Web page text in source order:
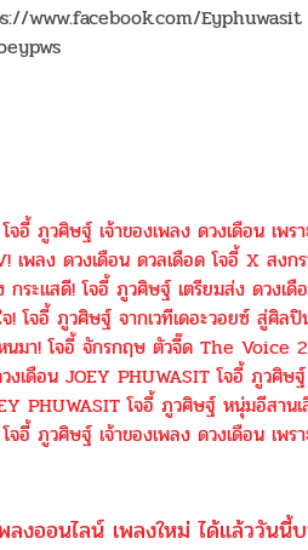
www.facebook.com/Eyphuwasit
จอี้ ภูวศิษฐ์ เจ้าของเพลง ดวงเดือน เพ
เพลง ดวงเดือน ดวลเดือด โจอี้ X สง
กระแสดี! โจอี้ ภูวศิษฐ์ เตรียมส่ง ดวงเ
จ! โจอี้ ภูวศิษฐ์ จากเวทีเดอะวอยซ์ สู่ศิ
นมา! โจอี้ จักรกฤษ ตัวจี๊ด The
งเดือน JOEY PHUWASIT โจอี้ ภูวศิ
PHUWASIT โจอี้ ภูวศิษฐ์ หนุ่มอีสา
จอี้ ภูวศิษฐ์ เจ้าของเพลง ดวงเดือน เพ
ลงออนไลน์ เพลงใหม่ ได้แล้ววัน